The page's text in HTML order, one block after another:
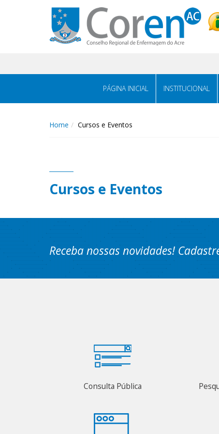
PÁGINA INICIAL INSTITUCIONAL
Home Cursos e Eventos
Cursos e Eventos
Receba nossas novidades!
Consulta Pública